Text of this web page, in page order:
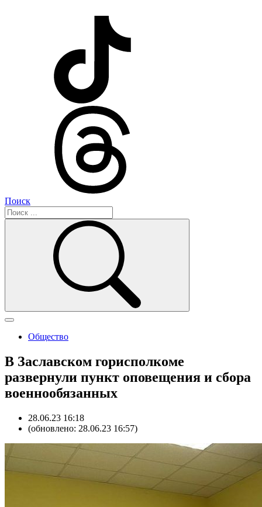
Поиск
Общество
В Заславском горисполкоме
развернули пункт оповещения и сбора
военнообязанных
28.06.23 16:18
(обновлено: 28.06.23 16:57)